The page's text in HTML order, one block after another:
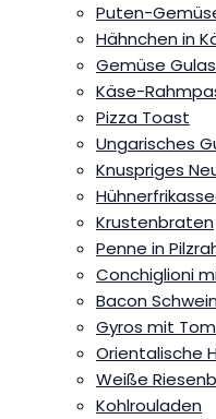
Puten-
Hähnchen in
Gemüse
Käse-
Pizza Toast
Ungarisches
Knuspriges
Krustenbraten
Penne in
Conchiglioni
Bacon
Gyros mit
Orientalische
Weiße
Kohlrouladen